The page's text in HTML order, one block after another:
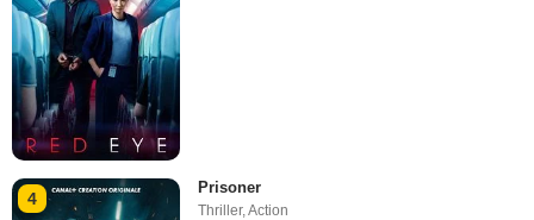
4
Prisoner
Thriller,Action